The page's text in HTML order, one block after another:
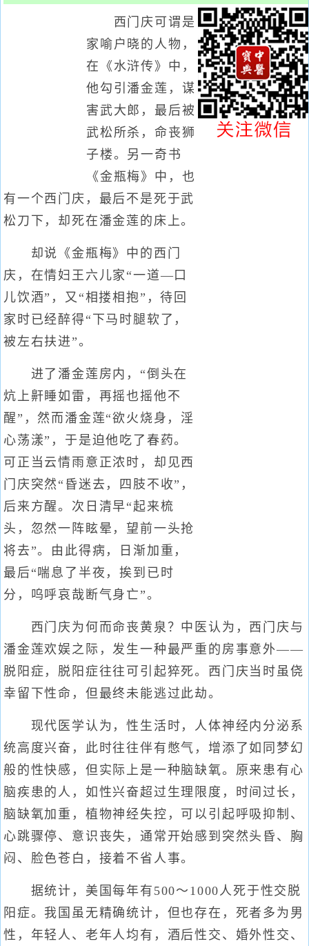
西门庆可谓是
家喻户晓的人物，
在《水浒传》中，
他勾引潘金莲，谋
害武大郎，最后被
武松所杀，命丧狮
子楼。另一奇书
《金瓶梅》中，也
有一个西门庆，最后不是死于武
松刀下，却死在潘金莲的床上。
却说《金瓶梅》中的西门
庆，在情妇王六儿家“一道—口
儿饮酒”，又“相搂相抱”，待回
家时已经醉得“下马时腿软了，
被左右扶进”。
进了潘金莲房内，“倒头在
炕上鼾睡如雷，再摇也摇他不
醒”，然而潘金莲“欲火烧身，淫
心荡漾”，于是迫他吃了春药。
可正当云情雨意正浓时，却见西
门庆突然“昏迷去，四肢不收”，
后来方醒。次日清早“起来梳
头，忽然一阵眩晕，望前一头抢
将去”。由此得病，日渐加重，
最后“喘息了半夜，挨到已时
分，呜呼哀哉断气身亡”。
西门庆为何而命丧黄泉？中医认为，西门庆与
潘金莲欢娱之际，发生一种最严重的房事意外——
脱阳症，脱阳症往往可引起猝死。西门庆当时虽侥
幸留下性命，但最终未能逃过此劫。
现代医学认为，性生活时，人体神经内分泌系
统高度兴奋，此时往往伴有憋气，增添了如同梦幻
般的性快感，但实际上是一种脑缺氧。原来患有心
脑疾患的人，如性兴奋超过生理限度，时间过长，
脑缺氧加重，植物神经失控，可以引起呼吸抑制、
心跳骤停、意识丧失，通常开始感到突然头昏、胸
闷、脸色苍白，接着不省人事。
据统计，美国每年有500～1000人死于性交脱
阳症。我国虽无精确统计，但也存在，死者多为男
性，年轻人、老年人均有，酒后性交、婚外性交、